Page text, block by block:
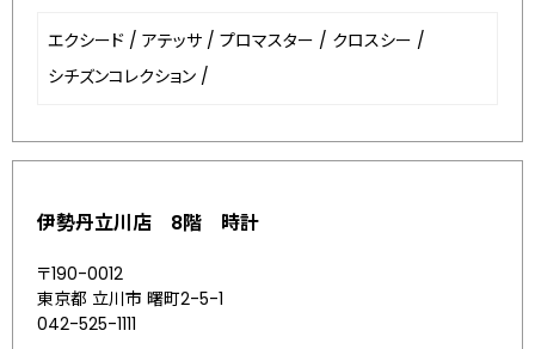
エクシード / アテッサ / プロマスター / クロスシー /
シチズンコレクション /
伊勢丹立川店 8階 時計
〒190-0012
東京都 立川市 曙町2-5-1
042-525-1111